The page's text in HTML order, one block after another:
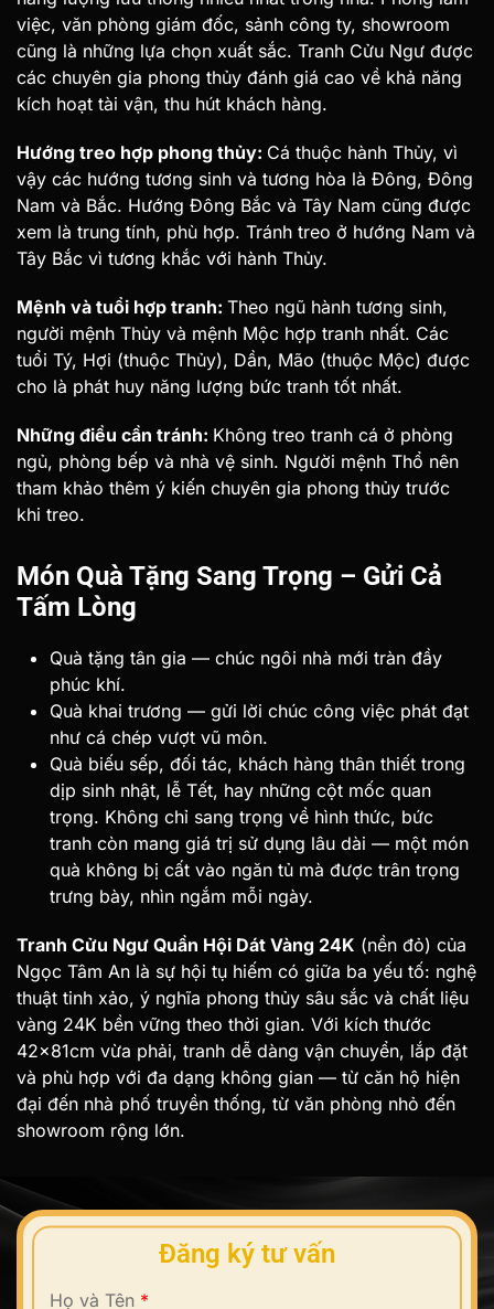
việc, văn phòng giám đốc, sảnh công ty, showroom
cũng là những lựa chọn xuất sắc. Tranh Cửu Ngư được
các chuyên gia phong thủy đánh giá cao về khả năng
kích hoạt tài vận, thu hút khách hàng.
Hướng treo hợp phong thủy: Cá thuộc hành Thủy, vì
vậy các hướng tương sinh và tương hòa là Đông, Đông
Nam và Bắc. Hướng Đông Bắc và Tây Nam cũng được
xem là trung tính, phù hợp. Tránh treo ở hướng Nam và
Tây Bắc vì tương khắc với hành Thủy.
Mệnh và tuổi hợp tranh: Theo ngũ hành tương sinh,
người mệnh Thủy và mệnh Mộc hợp tranh nhất. Các
tuổi Tý, Hợi (thuộc Thủy), Dần, Mão (thuộc Mộc) được
cho là phát huy năng lượng bức tranh tốt nhất.
Những điều cần tránh: Không treo tranh cá ở phòng
ngủ, phòng bếp và nhà vệ sinh. Người mệnh Thổ nên
tham khảo thêm ý kiến chuyên gia phong thủy trước
khi treo.
Món Quà Tặng Sang Trọng – Gửi Cả
Tấm Lòng
Quà tặng tân gia — chúc ngôi nhà mới tràn đầy
phúc khí.
Quà khai trương — gửi lời chúc công việc phát đạt
như cá chép vượt vũ môn.
Quà biếu sếp, đối tác, khách hàng thân thiết trong
dịp sinh nhật, lễ Tết, hay những cột mốc quan
trọng. Không chỉ sang trọng về hình thức, bức
tranh còn mang giá trị sử dụng lâu dài — một món
quà không bị cất vào ngăn tủ mà được trân trọng
trưng bày, nhìn ngắm mỗi ngày.
Tranh Cửu Ngư Quần Hội Dát Vàng 24K (nền đỏ) của
Ngọc Tâm An là sự hội tụ hiếm có giữa ba yếu tố: nghệ
thuật tinh xảo, ý nghĩa phong thủy sâu sắc và chất liệu
vàng 24K bền vững theo thời gian. Với kích thước
42x81cm vừa phải, tranh dễ dàng vận chuyển, lắp đặt
và phù hợp với đa dạng không gian — từ căn hộ hiện
đại đến nhà phố truyền thống, từ văn phòng nhỏ đến
showroom rộng lớn.
Đăng ký tư vấn
Họ và Tên *